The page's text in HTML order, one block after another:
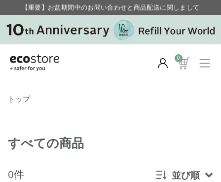
【重要】お盆期間中のお問い合わせと商品配送に関しまして
毎月お得にポイントが貯まる！ “月のポイントアップデー”
0
トップ
すべての商品
0件 並び順